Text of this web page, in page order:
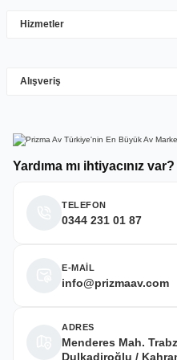
Deneyimini Paylaş
Yardıma mı ihtiyacınız var?
TELEFON
0344 231 01 87
E-MAİL
info@prizmaav.com
ADRES
Menderes Mah.
Dulkadiroğlu /
Hizmetler
Alışveriş